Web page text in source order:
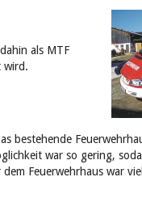
als MTF
wird.
bestehende
war so gering,
Feuerwehrhaus war